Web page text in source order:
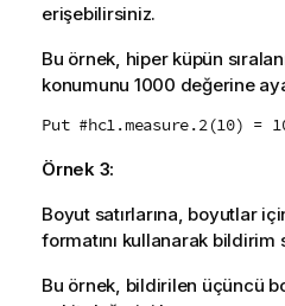
erişebilirsiniz.
Bu örnek, hiper küpün
konumunu 1000 değerine
Put #hc1.measure.2(10) =
Örnek 3:
Boyut satırlarına, boyutlar
formatını kullanarak bildirim
Bu örnek, bildirilen üçüncü